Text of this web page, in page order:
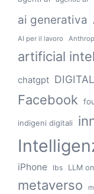
ai generativa
AI per il lavoro
artificial
chatgpt
Facebook
indigeni digitali
iPhone lbs LLM
metaverso